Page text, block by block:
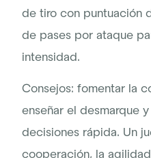
de tiro con puntuación
de pases por ataque
intensidad.
Consejos: fomentar la
enseñar el desmarque
decisiones rápida. Un
cooperación, la